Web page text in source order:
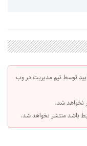
توسط تیم مدیریت در وب
نخواهد شد.
باشد منتشر نخواهد شد.